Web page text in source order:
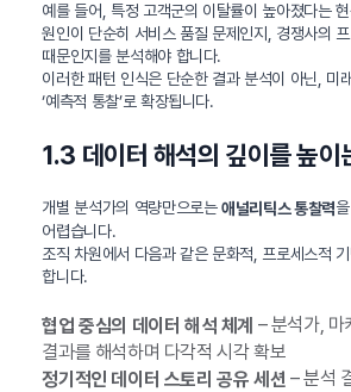
예를 들어, 특정 고객군의 이탈률이 높아졌다는
원인이 단순히 서비스 품질 문제인지, 경쟁사의
때문인지를 분석해야 합니다.
이러한 패턴 인식은 단순한 결과 분석이 아닌, 미
‘예측적 통찰’로 확장됩니다.
1.3 데이터 해석의 깊이를 높이
개별 분석가의 역량만으로는애널리틱스 통찰력
어렵습니다.
조직 차원에서 다음과 같은 문화적, 프로세스적
합니다.
협업 중심의 데이터 해석 체계 – 분석가, 마
결과를 해석하며 다각적 시각 확보
정기적인 데이터 스토리 공유 세션 – 분석